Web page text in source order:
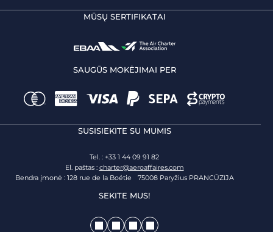
MŪSŲ SERTIFIKATAI
SAUGŪS MOKĖJIMAI PER
SUSISIEKITE SU MUMIS
Tel. : +33 1 44 09 91 82
El. paštas : charter@aeroaffaires.com
Bendra įmonė : 128 rue de la Boétie 75008 Paryžius PRANCŪZIJA
SEKITE MUS!